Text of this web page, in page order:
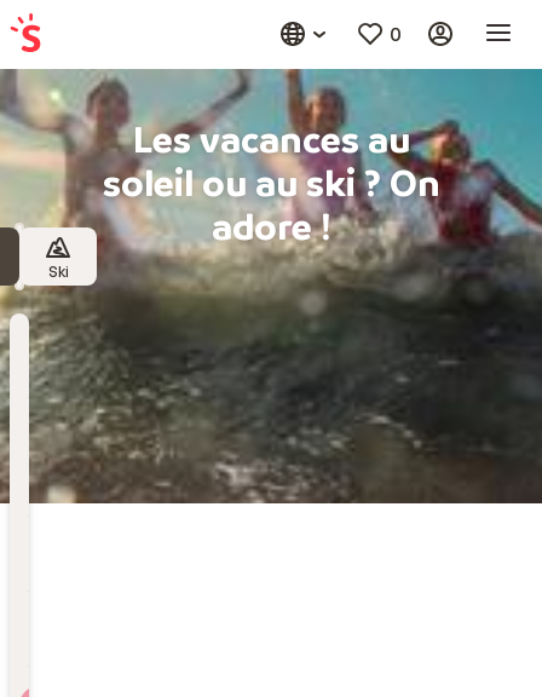
0
Les vacances au
soleil ou au ski ? On
adore !
Ski
Destination
Choisissez une destination
Date
départ
Date de départ